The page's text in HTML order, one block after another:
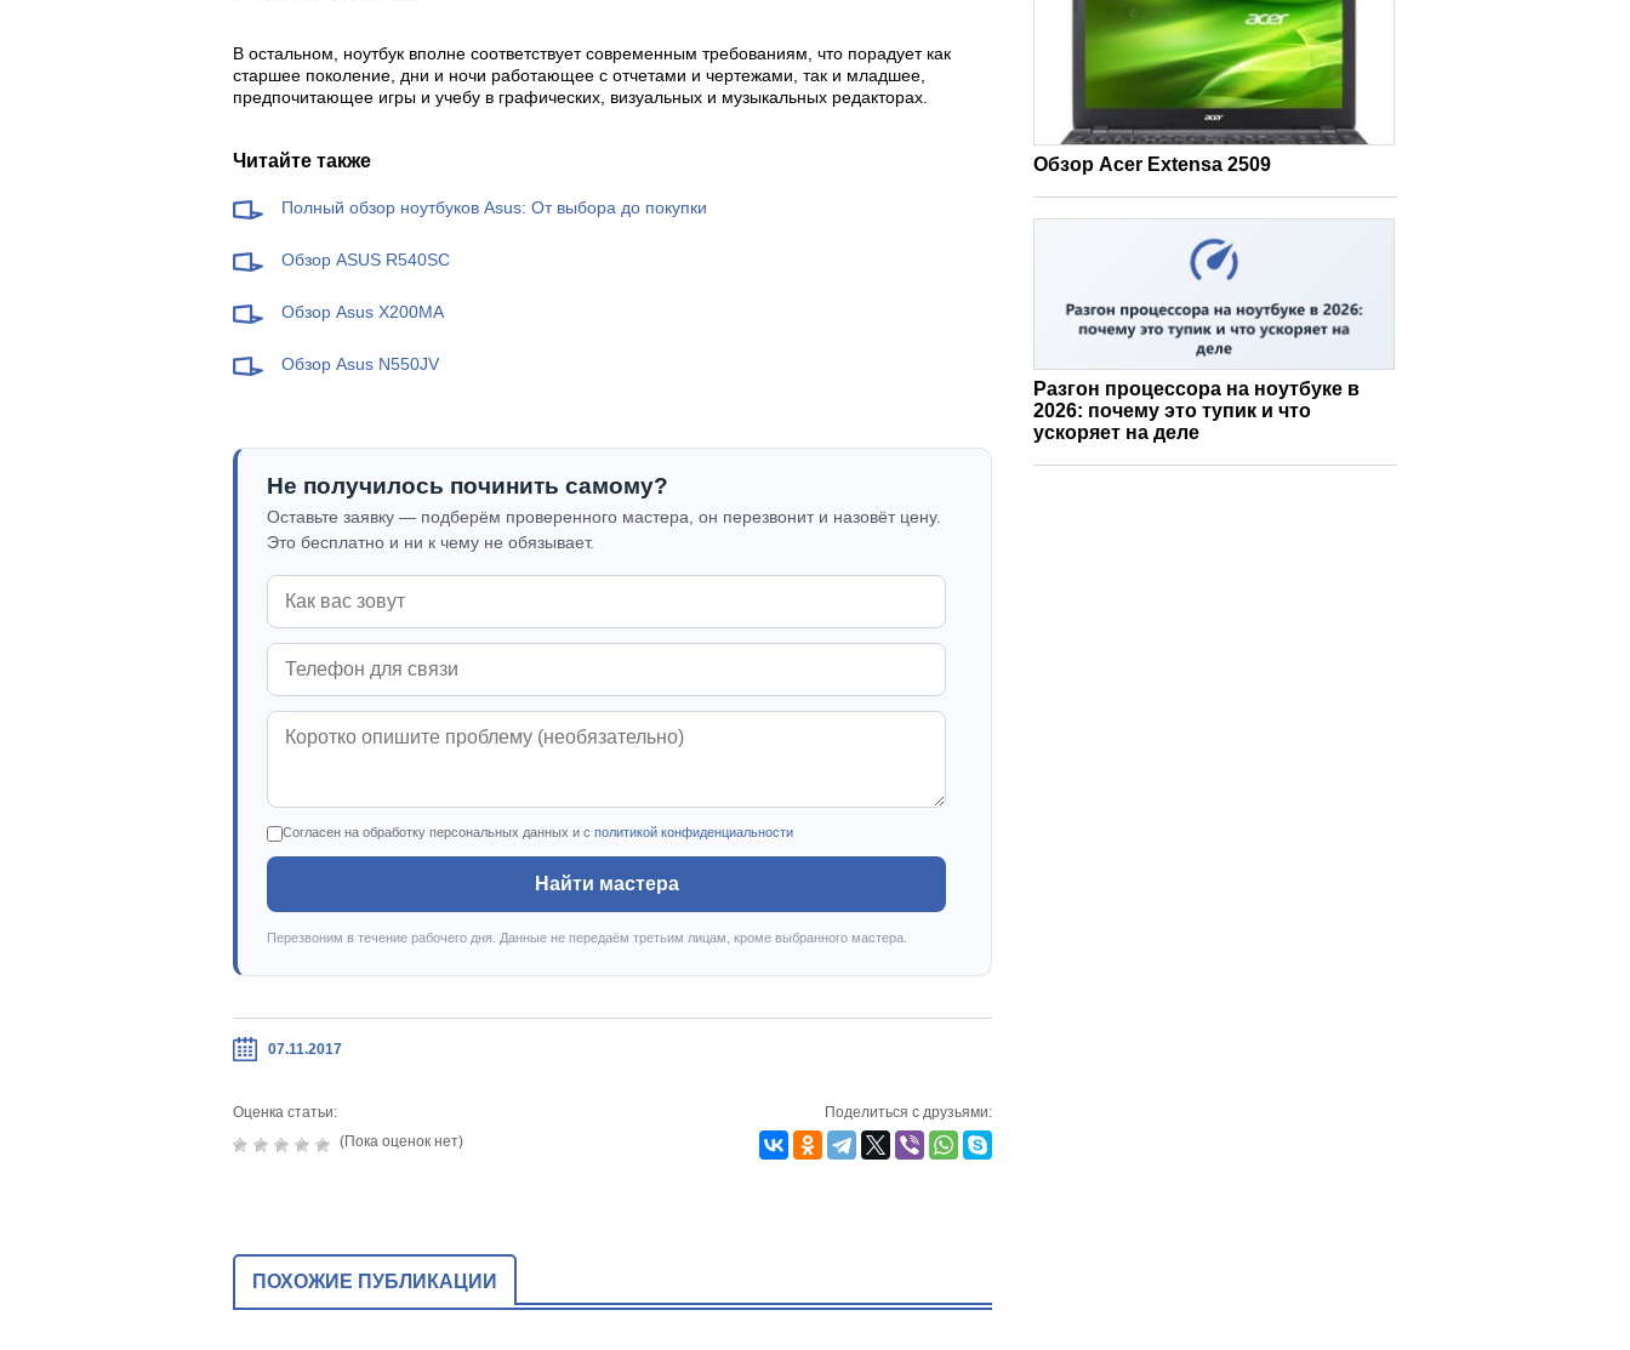
В остальном, ноутбук вполне соответствует современным требованиям, что порадует как
старшее поколение, дни и ночи работающее с отчетами и чертежами, так и младшее,
предпочитающее игры и учебу в графических, визуальных и музыкальных редакторах.
Читайте также
Полный обзор ноутбуков Asus: От выбора до покупки
Обзор ASUS R540SC
Обзор Asus X200MA
Обзор Asus N550JV
Не получилось починить самому?
Оставьте заявку — подберём проверенного мастера, он перезвонит и назовёт цену.
Это бесплатно и ни к чему не обязывает.
Согласен на обработку персональных данных и с политикой конфиденциальности
Найти мастера
Перезвоним в течение рабочего дня. Данные не передаём третьим лицам, кроме выбранного мастера.
07.11.2017
Оценка статьи:
(Пока оценок нет)
Поделиться с друзьями:
ПОХОЖИЕ ПУБЛИКАЦИИ
Обзор Acer Extensa 2509
Разгон процессора на ноутбуке в
2026: почему это тупик и что
ускоряет на деле